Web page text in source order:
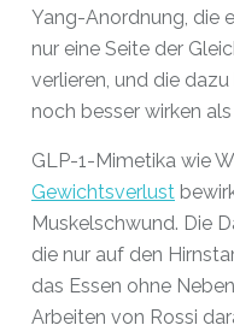
Yang-Anordnung, die
nur eine Seite der
verlieren, und die
noch besser wirken
GLP-1-Mimetika wie
Gewichtsverlust
Muskelschwund. Die
die nur auf den
das Essen ohne
Arbeiten von Rossi